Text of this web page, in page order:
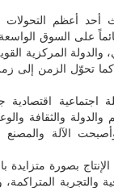
أعظم التحولات
على السوق
والدولة المركزية
كما تحوّل الزمن إلى
اجتماعية اقتصادية
والدولة والثقافة
الآلة
بصورة متزايدة
والتجربة